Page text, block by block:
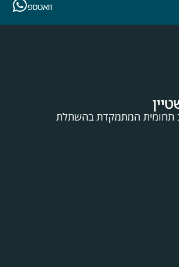
וואטספ
תחומית המתמקדת בהשתלת